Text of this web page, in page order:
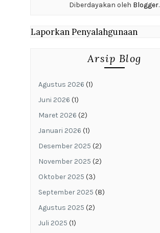
Diberdayakan oleh Blogger.
Laporkan Penyalahgunaan
Arsip Blog
Agustus 2026 (1)
Juni 2026 (1)
Maret 2026 (2)
Januari 2026 (1)
Desember 2025 (2)
November 2025 (2)
Oktober 2025 (3)
September 2025 (8)
Agustus 2025 (2)
Juli 2025 (1)